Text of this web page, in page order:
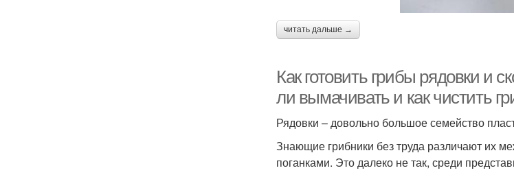
читать дальше →
Как готовить грибы рядовки и
ли вымачивать и как чистить
Рядовки – довольно большое семейство
Знающие грибники без труда различают их
поганками. Это далеко не так, среди